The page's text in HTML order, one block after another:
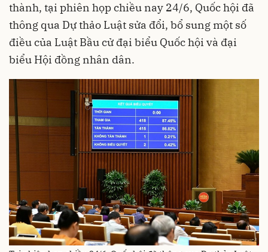
thành, tại phiên họp chiều nay 24/6, Quốc hội đã
thông qua Dự thảo Luật sửa đổi, bổ sung một số
điều của Luật Bầu cử đại biểu Quốc hội và đại
biểu Hội đồng nhân dân.